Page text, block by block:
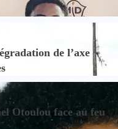
de l’axe
Otoulou face au feu